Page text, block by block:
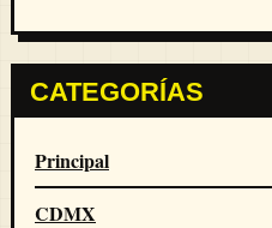
CATEGORÍAS
Principal
CDMX